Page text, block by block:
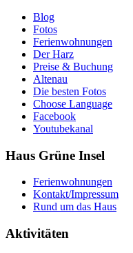
Blog
Fotos
Ferienwohnungen
Der Harz
Preise & Buchung
Altenau
Die besten Fotos
Choose Language
Facebook
Youtubekanal
Haus Grüne Insel
Ferienwohnungen
Kontakt/Impressum
Rund um das Haus
Aktivitäten